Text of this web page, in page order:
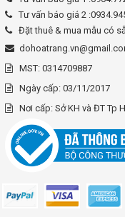
Tư vấn báo giá 2
Đặt thuê & mua mẫu có
MST: 0314709887
Ngày cấp: 03/11/2017
Nơi cấp: Sở KH và ĐT Tp